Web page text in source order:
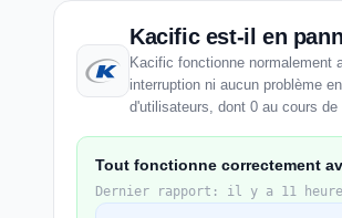
Kacific est-il en
Kacific fonctionne normalement
interruption ni aucun problème
d'utilisateurs, dont 0 au cours de
Tout fonctionne correctement
Dernier rapport: il y a 11